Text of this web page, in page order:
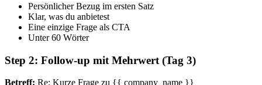
Persönlicher Bezug im ersten Satz
Klar, was du anbietest
Eine einzige Frage als CTA
Unter 60 Wörter
Step 2: Follow-up mit Mehrwert (Tag 3)
Betreff: Re: Kurze Frage zu {{ company_name }}